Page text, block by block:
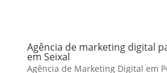
Agência de marketing digital
em Seixal
Agência de Marketing Digital em